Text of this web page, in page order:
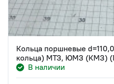
Кольца поршневые
кольца) МТЗ, ЮМЗ (КМЗ)
В наличии